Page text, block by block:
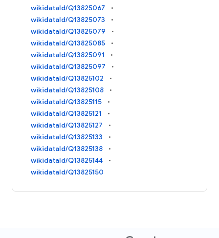
wikidataId/Q13825067
wikidataId/Q13825073
wikidataId/Q13825079
wikidataId/Q13825085
wikidataId/Q13825091
wikidataId/Q13825097
wikidataId/Q13825102
wikidataId/Q13825108
wikidataId/Q13825115
wikidataId/Q13825121
wikidataId/Q13825127
wikidataId/Q13825133
wikidataId/Q13825138
wikidataId/Q13825144
wikidataId/Q13825150